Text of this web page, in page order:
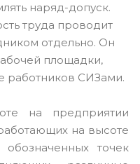
наряд-допуск.
труда проводит
отдельно. Он
площадки,
работников СИЗами.
на предприятии
на высоте
точек